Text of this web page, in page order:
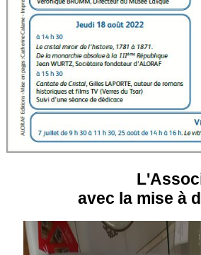
avec la mise à